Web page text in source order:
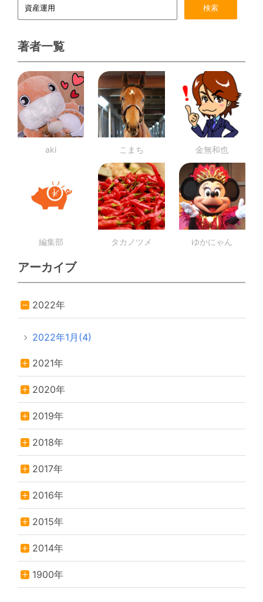
著者一覧
aki こまち 金無和也
編集部 タカノツメ ゆかにゃん
アーカイブ
2022年
2022年1月(4)
2021年
2020年
2019年
2018年
2017年
2016年
2015年
2014年
1900年